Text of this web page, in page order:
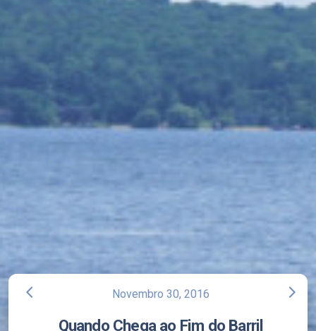
arrow_back_ios Novembro 30, 2016 arrow_forward_ios
Quando Chega ao Fim do Barril